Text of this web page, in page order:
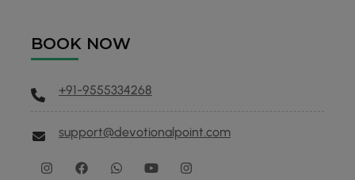
BOOK NOW
+91-9555334268
support@devotionalpoint.com